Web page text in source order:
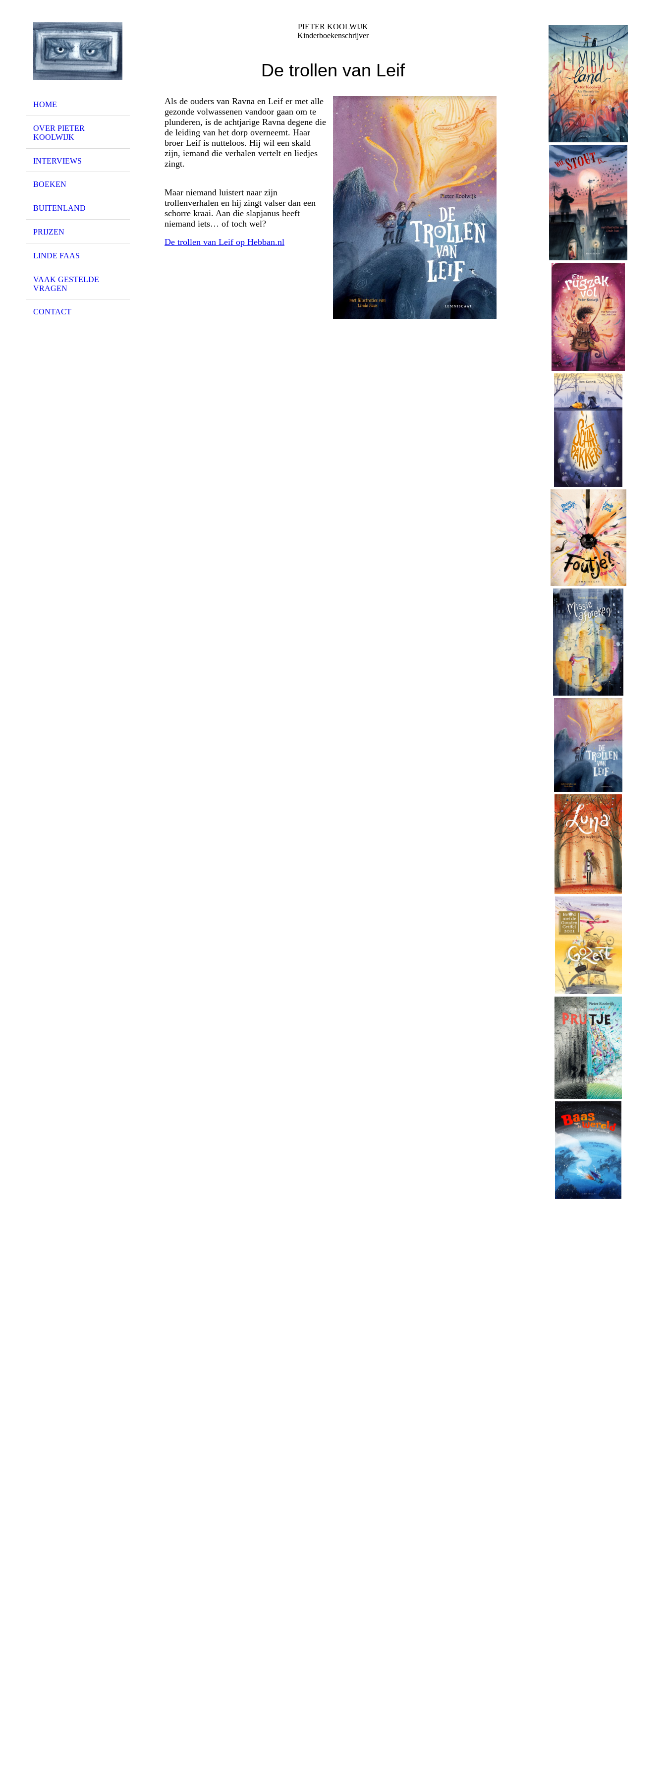
HOME
OVER PIETER
KOOLWIJK
INTERVIEWS
BOEKEN
BUITENLAND
PRIJZEN
LINDE FAAS
VAAK GESTELDE
VRAGEN
CONTACT
PIETER KOOLWIJK
Kinderboekenschrijver
De trollen van Leif
Als de ouders van Ravna en Leif er met alle
gezonde volwassenen vandoor gaan om te
plunderen, is de achtjarige Ravna degene die
de leiding van het dorp overneemt. Haar
broer Leif is nutteloos. Hij wil een skald
zijn, iemand die verhalen vertelt en liedjes
zingt.
Maar niemand luistert naar zijn
trollenverhalen en hij zingt valser dan een
schorre kraai. Aan die slapjanus heeft
niemand iets… of toch wel?
De trollen van Leif op Hebban.nl